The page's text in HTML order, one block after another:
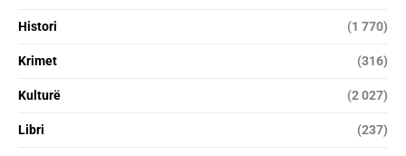
Histori (1 770)
Krimet (316)
Kulturë (2 027)
Libri (237)